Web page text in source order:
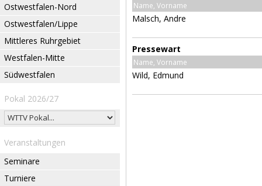
Ostwestfalen-Nord
Ostwestfalen/Lippe
Mittleres Ruhrgebiet
Westfalen-Mitte
Südwestfalen
Pokal 2026/27
Veranstaltungen
Seminare
Turniere
Name, Vorname
Malsch, Andre
Pressewart
Name, Vorname
Wild, Edmund